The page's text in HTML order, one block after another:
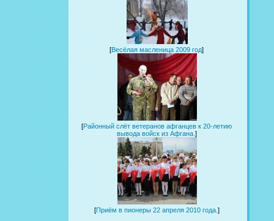
[Весёлая масленица 2009 год]
[Районный слёт ветеранов афганцев к 20-летию
вывода войск из Афгана. ]
[Приём в пионеры 22 апреля 2010 года. ]